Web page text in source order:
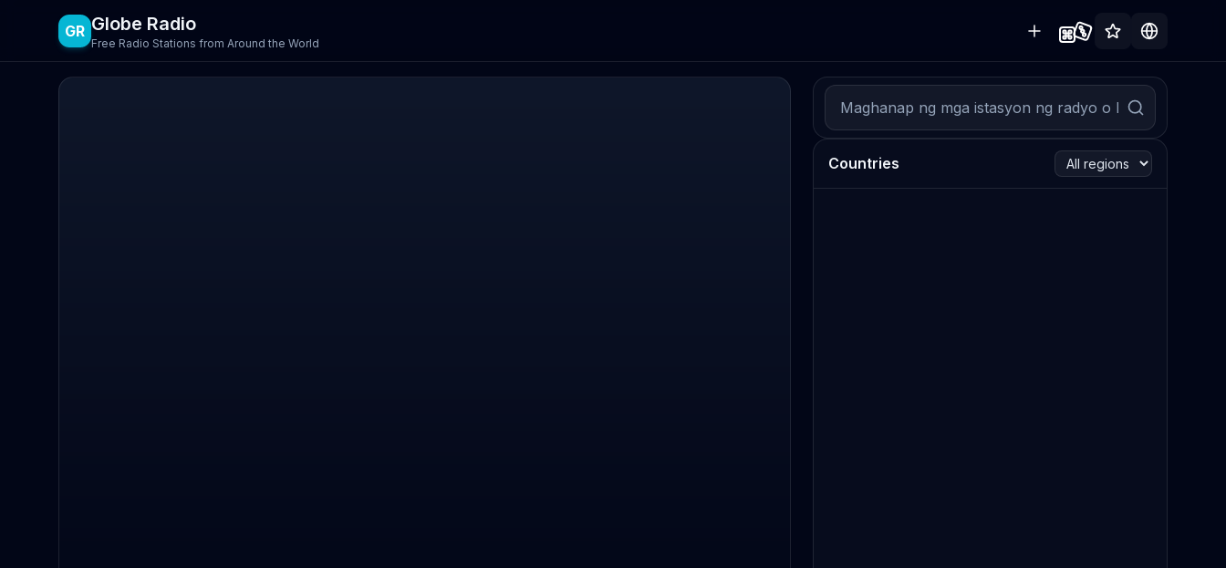
GR Globe Radio
Free Radio Stations from Around the World
Countries